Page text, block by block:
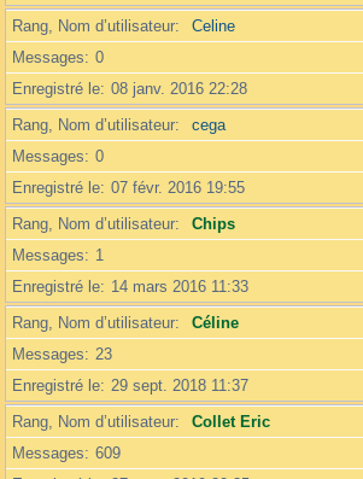
Rang, Nom d’utilisateur
Celine
Messages
0
Enregistré le 08 janv. 2016 22:28
Rang, Nom d’utilisateur
cega
Messages
0
Enregistré le 07 févr. 2016 19:55
Rang, Nom d’utilisateur
Chips
Messages
1
Enregistré le
14 mars 2016 11:33
Rang, Nom d’utilisateur
Céline
Messages
23
Enregistré le 29 sept. 2018 11:37
Rang, Nom d’utilisateur
Collet Eric
Messages
609